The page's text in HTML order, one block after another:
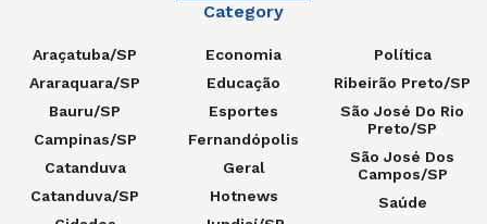
Category
Araçatuba/SP
Araraquara/SP
Bauru/SP
Campinas/SP
Catanduva
Catanduva/SP
Economia
Educação
Esportes
Fernandópolis
Geral
Hotnews
Política
Ribeirão Preto/SP
São José Do Rio
Preto/SP
São José Dos
Campos/SP
Saúde